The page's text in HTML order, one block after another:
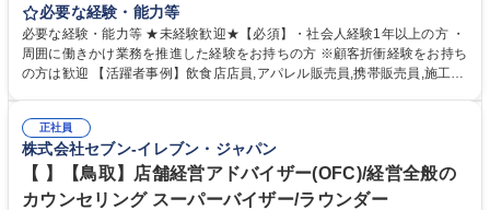
ナー様が経営するコンビニエンスストアに対して、経営全般に関わる支援
を担います。定量データに基づく運営支援業務をお任せします。 【業務
例】商圏分析、競合調査、売上や販売数等データ分析、売場確認、発注や
売場作りアドバイス、個店行為計画の作成、従業員教育サポート等がござ
オーナー様の方針もふまえた個店カウンセリングへと繋げていきます。 募
集職種 【★】【愛媛】店舗経営アドバイザー（OFC）/経営全般のカウン
セリング
必要な経験・能力等
必要な経験・能力等 ★未経験歓迎★【必須】・社会人経験1年以上の方 ・
周囲に働きかけ業務を推進した経験をお持ちの方 ※顧客折衝経験をお持ち
の方は歓迎 【活躍者事例】飲食店店員,アパレル販売員,携帯販売員,施工管
あります。 ・ＯＦＣ職限定、エリアを限定して働く制度 ※エリア内転勤
は有り ・育児や介護等にて、転勤無しになる制度 ・育児や介護等にて、
短時間で働く制度 学歴・資格 学歴：大学院 大学 高専 短大 専修学校 高校
語学力： 資格：第一種運転免許普通自動車
正社員
株式会社セブン-イレブン・ジャパン
【 】【鳥取】店舗経営アドバイザー(OFC)/経営全般の
カウンセリング スーパーバイザー/ラウンダー